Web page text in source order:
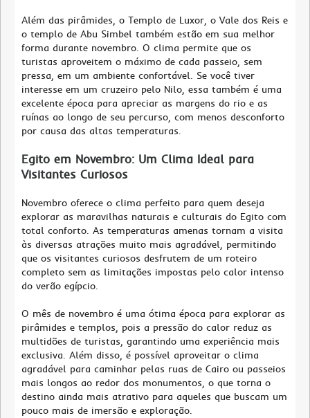
Além das pirâmides, o Templo de Luxor, o Vale dos Reis e
o templo de Abu Simbel também estão em sua melhor
forma durante novembro. O clima permite que os
turistas aproveitem o máximo de cada passeio, sem
pressa, em um ambiente confortável. Se você tiver
interesse em um cruzeiro pelo Nilo, essa também é uma
excelente época para apreciar as margens do rio e as
ruínas ao longo de seu percurso, com menos desconforto
por causa das altas temperaturas.
Egito em Novembro: Um Clima Ideal para
Visitantes Curiosos
Novembro oferece o clima perfeito para quem deseja
explorar as maravilhas naturais e culturais do Egito com
total conforto. As temperaturas amenas tornam a visita
às diversas atrações muito mais agradável, permitindo
que os visitantes curiosos desfrutem de um roteiro
completo sem as limitações impostas pelo calor intenso
do verão egípcio.
O mês de novembro é uma ótima época para explorar as
pirâmides e templos, pois a pressão do calor reduz as
multidões de turistas, garantindo uma experiência mais
exclusiva. Além disso, é possível aproveitar o clima
agradável para caminhar pelas ruas de Cairo ou passeios
mais longos ao redor dos monumentos, o que torna o
destino ainda mais atrativo para aqueles que buscam um
pouco mais de imersão e exploração.